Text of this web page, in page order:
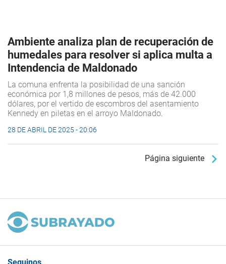
Ambiente analiza plan de recuperación de
humedales para resolver si aplica multa a
Intendencia de Maldonado
La comuna enfrenta la posibilidad de una sanción
económica por 1,8 millones de pesos, más de 42.000
dólares, por el vertido de escombros del asentamiento
Kennedy en piletas en el arroyo Maldonado.
28 DE ABRIL DE 2025 - 20:06
Página siguiente